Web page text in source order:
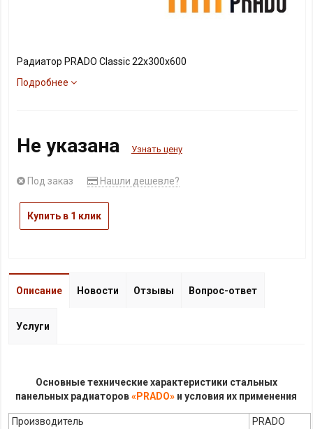
Радиатор PRADO Classic 22х300х600
Подробнее
Не указана Узнать цену
Под заказ Нашли дешевле?
Купить в 1 клик
Описание Новости Отзывы Вопрос-ответ
Услуги
Основные технические характеристики стальных
панельных радиаторов«PRADO» и условия их применения
Производитель
PRADO